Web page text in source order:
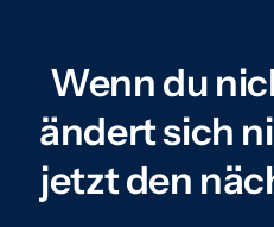
Wenn du
ändert sich
jetzt den